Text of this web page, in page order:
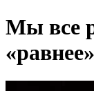
Мы все